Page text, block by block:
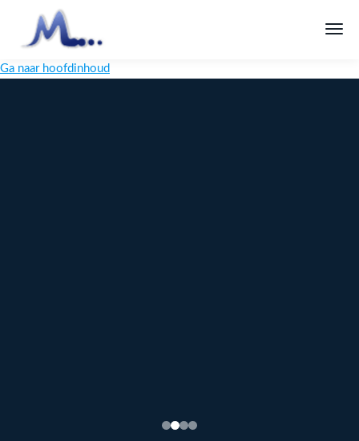
Ga naar hoofdinhoud